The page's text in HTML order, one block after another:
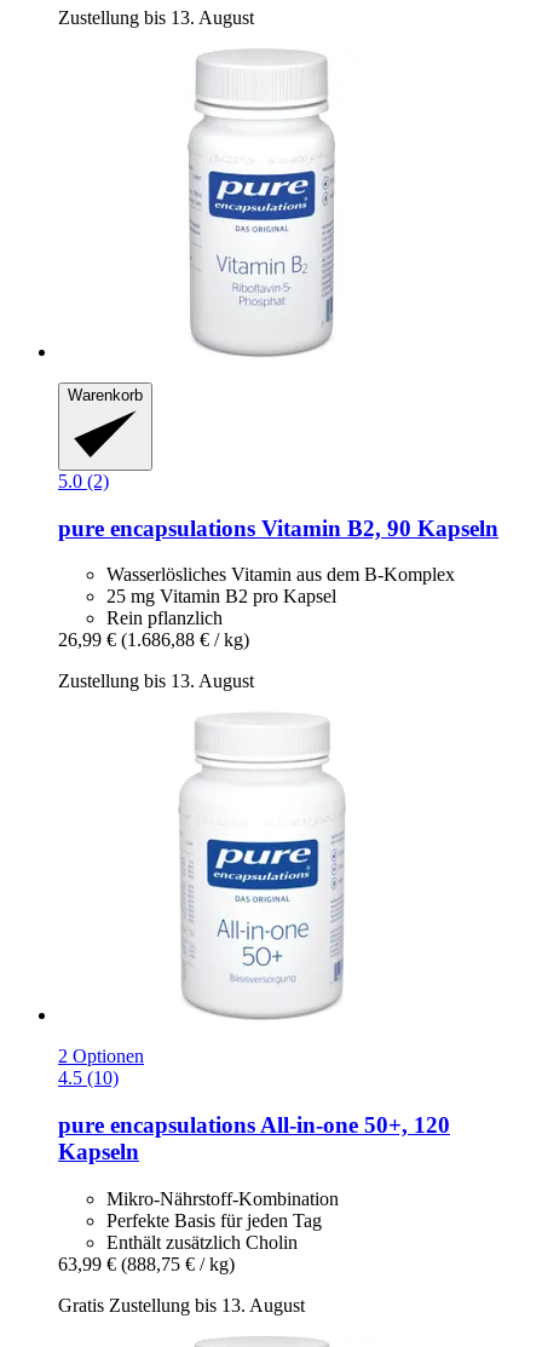
Zustellung bis 13. August
Warenkorb
5.0 (2)
pure encapsulations Vitamin B2, 90 Kapseln
Wasserlösliches Vitamin aus dem B-Komplex
25 mg Vitamin B2 pro Kapsel
Rein pflanzlich
26,99 € (1.686,88 € / kg)
Zustellung bis 13. August
2 Optionen
4.5 (10)
pure encapsulations All-​in-​one 50+, 120
Kapseln
Mikro-Nährstoff-Kombination
Perfekte Basis für jeden Tag
Enthält zusätzlich Cholin
63,99 € (888,75 € / kg)
Gratis Zustellung bis 13. August